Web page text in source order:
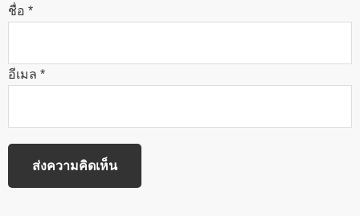
ชื่อ *
อีเมล *